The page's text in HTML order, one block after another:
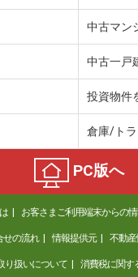
中古マン
中古一戸
投資物件
倉庫/ト
PC版へ
お客さまご利用端末からの
せの流れ 情報提供元 不動
り扱いについて 消費税に関す